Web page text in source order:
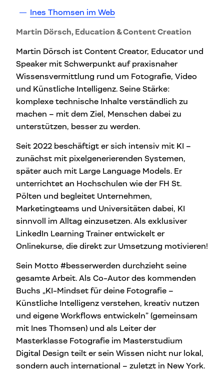
Ines Thomsen im Web
Martin Dörsch, Education & Content Creation
Martin Dörsch ist Content Creator, Educator und
Speaker mit Schwerpunkt auf praxisnaher
Wissensvermittlung rund um Fotografie, Video
und Künstliche Intelligenz. Seine Stärke:
komplexe technische Inhalte verständlich zu
machen – mit dem Ziel, Menschen dabei zu
unterstützen, besser zu werden.
Seit 2022 beschäftigt er sich intensiv mit KI –
zunächst mit pixelgenerierenden Systemen,
später auch mit Large Language Models. Er
unterrichtet an Hochschulen wie der FH St.
Pölten und begleitet Unternehmen,
Marketingteams und Universitäten dabei, KI
sinnvoll im Alltag einzusetzen. Als exklusiver
LinkedIn Learning Trainer entwickelt er
Onlinekurse, die direkt zur Umsetzung motivieren!
Sein Motto #besserwerden durchzieht seine
gesamte Arbeit. Als Co-Autor des kommenden
Buchs „KI-Mindset für deine Fotografie –
Künstliche Intelligenz verstehen, kreativ nutzen
und eigene Workflows entwickeln” (gemeinsam
mit Ines Thomsen) und als Leiter der
Masterklasse Fotografie im Masterstudium
Digital Design teilt er sein Wissen nicht nur lokal,
sondern auch international – zuletzt in New York.